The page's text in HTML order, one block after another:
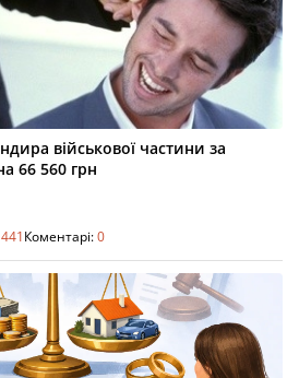
військової частини за
66 560 грн
441Коментарі:0